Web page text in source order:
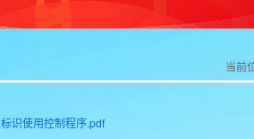
当前
识使用控制程序.pdf